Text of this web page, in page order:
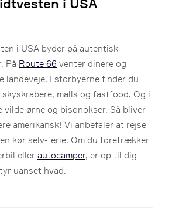
i USA
i USA byder på autentisk
På Route 66 venter dinere og
landeveje. I storbyerne finder du
malls og fastfood. Og i
vilde ørne og bisonokser. Så bliver
amerikansk! Vi anbefaler at rejse
kør selv-ferie. Om du foretrækker
eller autocamper, er op til dig -
uanset hvad.